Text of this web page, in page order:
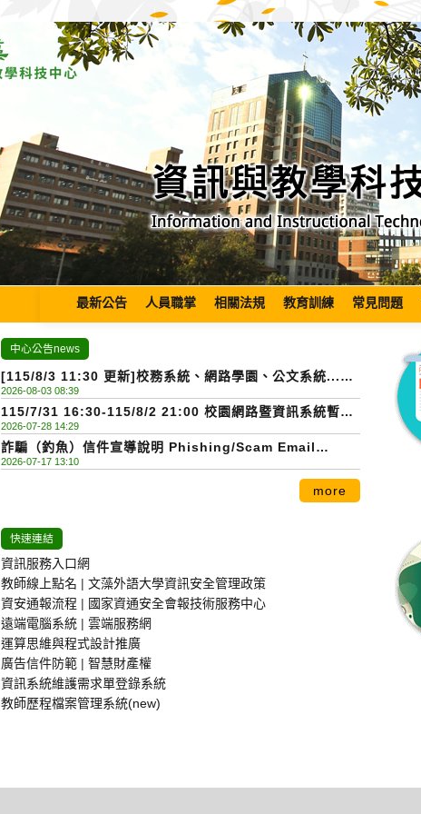
最新公告 人員職掌 相關法規 教育訓練 常見問題
中心公告news
[115/8/3 11:30 更新]校務系統、網路學園、公文系統...等
已恢復正常服務
2026-08-03 08:39
115/7/31 16:30-115/8/2 21:00 校園網路暨資訊系統暫停
服務公告(Network and Information Systems
Suspension Notice)
2026-07-28 14:29
詐騙（釣魚）信件宣導說明 Phishing/Scam Email
Awareness Notice
2026-07-17 13:10
more
快速連結
資訊服務入口網
教師線上點名 | 文藻外語大學資訊安全管理政策
資安通報流程 | 國家資通安全會報技術服務中心
遠端電腦系統 | 雲端服務網
運算思維與程式設計推廣
廣告信件防範 | 智慧財產權
資訊系統維護需求單登錄系統
教師歷程檔案管理系統(new)